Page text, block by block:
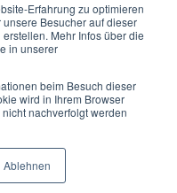
Erfahrung zu optimieren
Besucher auf dieser
Mehr Infos über die
in unserer
beim Besuch dieser
wird in Ihrem Browser
nachverfolgt werden
Ablehnen